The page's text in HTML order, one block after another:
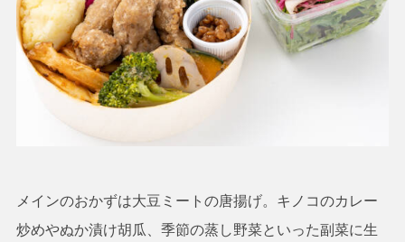
メインのおかずは大豆ミートの唐揚げ。キノコのカレー
炒めやぬか漬け胡瓜、季節の蒸し野菜といった副菜に生